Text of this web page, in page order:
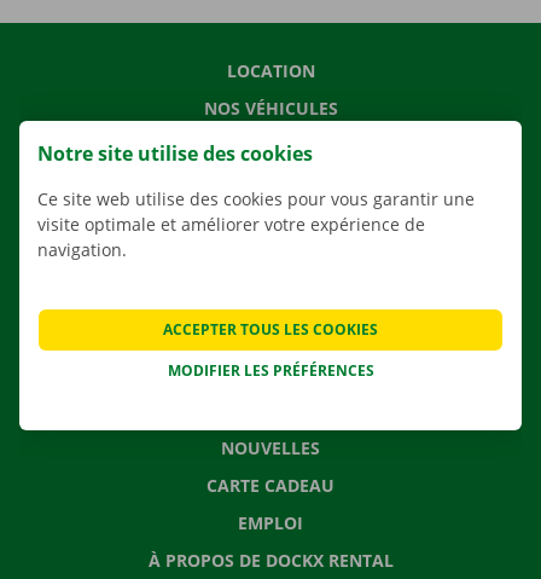
LOCATION
NOS VÉHICULES
NOS SERVICES
APPLI
CONTACTEZ NOUS
NOUVELLES
CARTE CADEAU
EMPLOI
À PROPOS DE DOCKX RENTAL
Notre site utilise des cookies
Ce site web utilise des cookies pour vous garantir une
visite optimale et améliorer votre expérience de
navigation.
MODIFIER LES PRÉFÉRENCES
ACCEPTER TOUS LES COOKIES